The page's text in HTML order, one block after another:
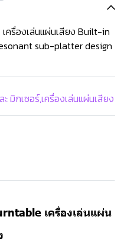
ครื่องเล่นแผ่นเสียง Built-in
sub-platter design
ะ มิกเซอร์,เครื่องเล่นแผ่นเสียง
เครื่องเล่นแผ่น